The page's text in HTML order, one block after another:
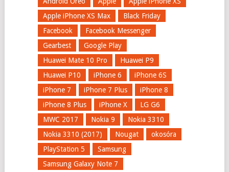
Apple iPhone XS Max
Black Friday
Facebook
Facebook Messenger
Gearbest
Google Play
Huawei Mate 10 Pro
Huawei P9
Huawei P10
iPhone 6
iPhone 6S
iPhone 7
iPhone 7 Plus
iPhone 8
iPhone 8 Plus
iPhone X
LG G6
MWC 2017
Nokia 9
Nokia 3310
Nokia 3310 (2017)
Nougat
okosóra
PlayStation 5
Samsung
Samsung Galaxy Note 7